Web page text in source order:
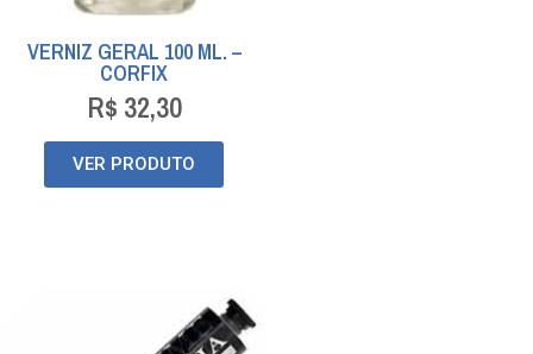
VERNIZ GERAL 100 ML. –
CORFIX
R$ 32,30
VER PRODUTO